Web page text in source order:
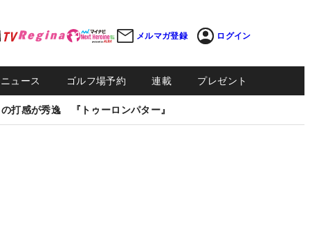
メルマガ登録 ログイン
ュース ゴルフ場予約 連載 プレゼント
打感が秀逸 『トゥーロンパター』